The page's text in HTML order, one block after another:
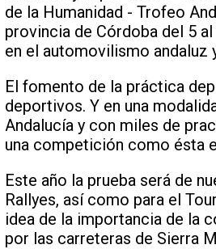
de la Humanidad - Trofeo
provincia de Córdoba del 5
en el automovilismo andaluz
El fomento de la práctica
deportivos. Y en una
Andalucía y con miles de
una competición como ésta
Este año la prueba será de
Rallyes, así como para el
idea de la importancia de la
por las carreteras de Sierra